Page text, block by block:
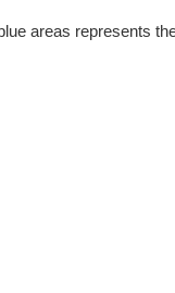
areas represents